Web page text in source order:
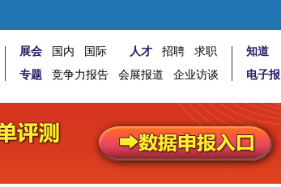
展会 国内 国际 人才 招聘
求职
专题
竞争力报告 会展报道 企业访谈
知道
电子报